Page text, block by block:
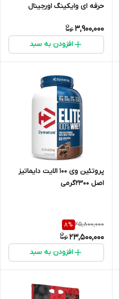
حرفه ای وایکینگ اورجینال
3,900,000
افزودن به سبد
پروتئین وی ۱۰۰ الایت دایماتیز
اصل ۲۳۰۰گرمی
25,800,000
8%
23,500,000
افزودن به سبد